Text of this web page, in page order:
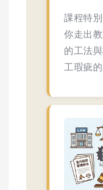
課程特
你走出
的工法
工瑕疵